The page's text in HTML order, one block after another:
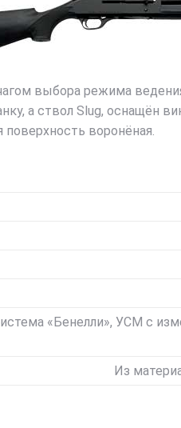
выбора режима
а ствол Slug, оснащён
поверхность воронёная.
«Бенелли», УСМ с
Из